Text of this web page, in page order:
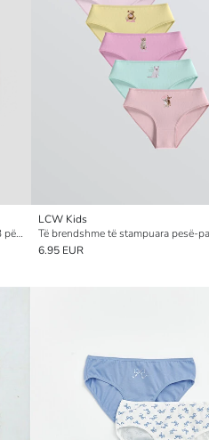
Të brendshme me shirita, paketim me 3 për vajza
LCW Kids
6.95 EUR